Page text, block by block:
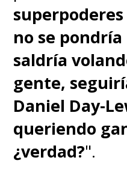
no se
saldría
gente,
Daniel Day-
queriendo
¿verdad?".